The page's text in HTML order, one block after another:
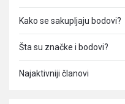
Kako se sakupljaju bodovi?
Šta su značke i bodovi?
Najaktivniji članovi